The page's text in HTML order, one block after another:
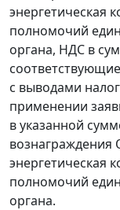
энергетическая
полномочий
органа, НДС в
с выводами
применении
в указанной
энергетическая
полномочий
органа.